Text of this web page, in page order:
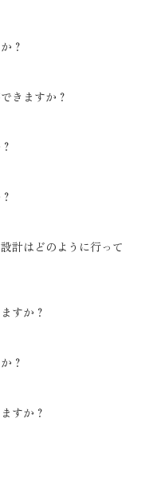
？
きますか？
計はどのように行って
すか？
？
すか？